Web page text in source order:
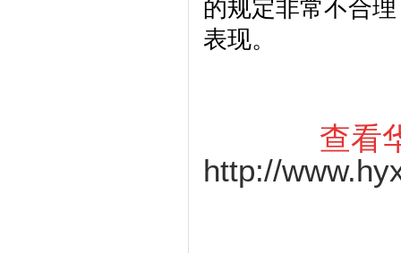
的规定非常不合
表现。
查看华源
http://